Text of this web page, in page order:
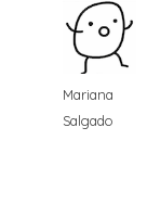
Mariana
Salgado